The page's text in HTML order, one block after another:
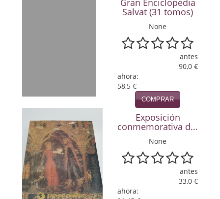
Teatro
Tema Local
Terror
Terrorismo
Gran Enciclopedia
Salvat (31 tomos)
None
antes
90,0 €
ahora:
58,5 €
COMPRAR
Exposición
conmemorativa d...
None
antes
33,0 €
ahora: